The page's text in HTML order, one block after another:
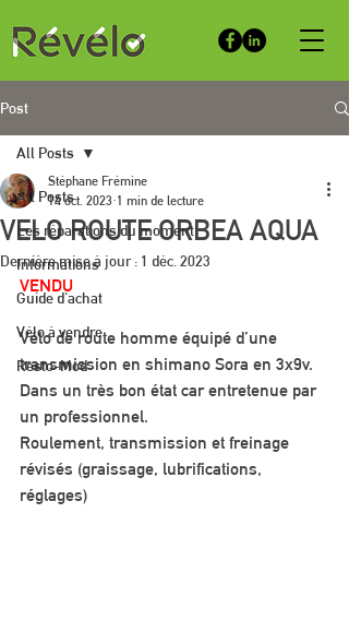
Post
All Posts
Les réparations du moment
Informations
Guide d'achat
Vélo à vendre
Resto-Mod
All Posts
VELO ROUTE ORBEA AQUA
Stéphane Frémine
14 oct. 2023 1 min de lecture
Dernière mise à jour : 1 déc. 2023
VENDU
Vélo de route homme équipé d’une
transmission en shimano Sora en 3x9v.
Dans un très bon état car entretenue par
un professionnel.
Roulement, transmission et freinage
révisés (graissage, lubrifications,
réglages)